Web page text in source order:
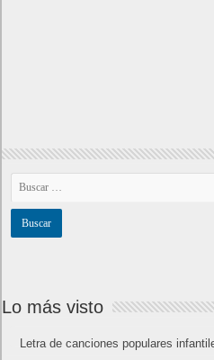
Lo más visto
Letra de canciones populares